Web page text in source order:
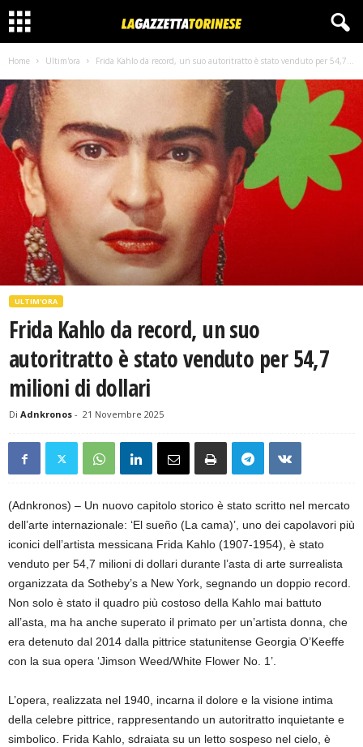
Home Ultim'ora Frida Kahlo da record, un suo autoritratto è stato venduto per 54,7...
ULTIM'ORA
Frida Kahlo da record, un suo
autoritratto è stato venduto per 54,7
milioni di dollari
Di Adnkronos - 21 Novembre 2025
(Adnkronos) – Un nuovo capitolo storico è stato scritto nel mercato
dell’arte internazionale: ‘El sueño (La cama)’, uno dei capolavori più
iconici dell’artista messicana Frida Kahlo (1907-1954), è stato
venduto per 54,7 milioni di dollari durante l’asta di arte surrealista
organizzata da Sotheby’s a New York, segnando un doppio record.
Non solo è stato il quadro più costoso della Kahlo mai battuto
all’asta, ma ha anche superato il primato per un’artista donna, che
era detenuto dal 2014 dalla pittrice statunitense Georgia O’Keeffe
con la sua opera ‘Jimson Weed/White Flower No. 1’.
L’opera, realizzata nel 1940, incarna il dolore e la visione intima
della celebre pittrice, rappresentando un autoritratto inquietante e
simbolico. Frida Kahlo, sdraiata su un letto sospeso nel cielo, è